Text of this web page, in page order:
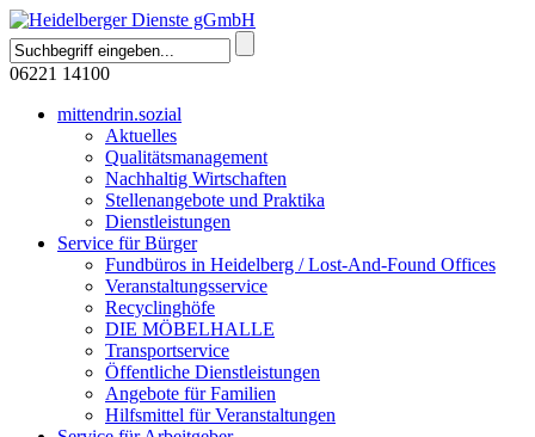
06221 14100
mittendrin.sozial
Aktuelles
Qualitätsmanagement
Nachhaltig Wirtschaften
Stellenangebote und Praktika
Dienstleistungen
Service für Bürger
Fundbüros in Heidelberg / Lost-And-Found Offices
Veranstaltungsservice
Recyclinghöfe
DIE MÖBELHALLE
Transportservice
Öffentliche Dienstleistungen
Angebote für Familien
Hilfsmittel für Veranstaltungen